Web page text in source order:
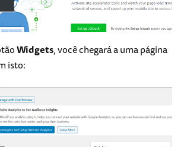
Widgets, você chegará a uma página
isto: